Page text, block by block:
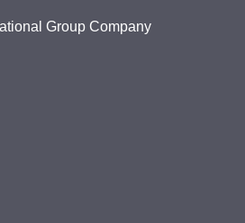
Group Company